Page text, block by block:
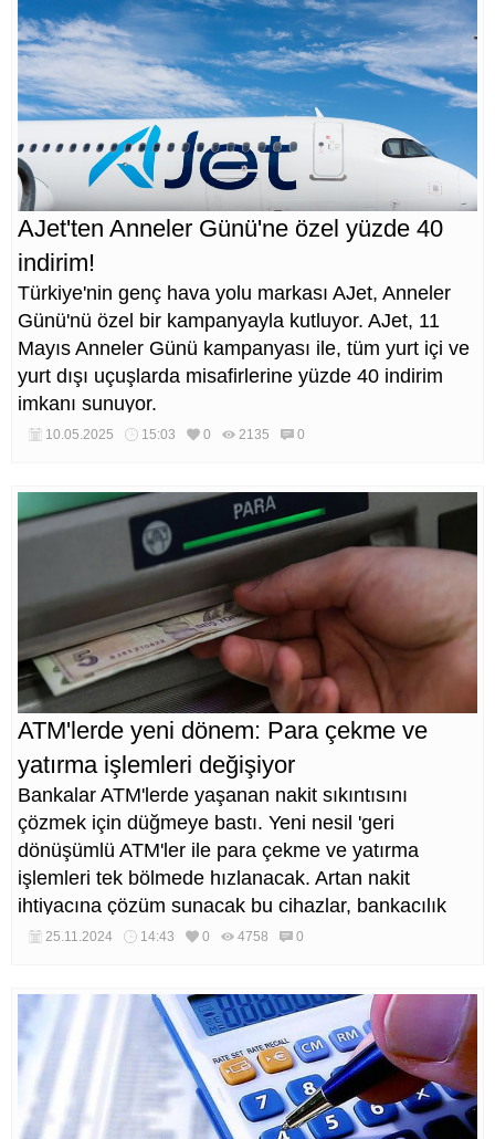
AJet'ten Anneler Günü'ne özel yüzde 40
indirim!
Türkiye'nin genç hava yolu markası AJet, Anneler
Günü'nü özel bir kampanyayla kutluyor. AJet, 11
Mayıs Anneler Günü kampanyası ile, tüm yurt içi ve
yurt dışı uçuşlarda misafirlerine yüzde 40 indirim
imkanı sunuyor.
10.05.2025 15:03 0 2135 0
ATM'lerde yeni dönem: Para çekme ve
yatırma işlemleri değişiyor
Bankalar ATM'lerde yaşanan nakit sıkıntısını
çözmek için düğmeye bastı. Yeni nesil 'geri
dönüşümlü ATM'ler ile para çekme ve yatırma
işlemleri tek bölmede hızlanacak. Artan nakit
ihtiyacına çözüm sunacak bu cihazlar, bankacılık
sektöründe devrim yaratmaya hazırlanıyor.
25.11.2024 14:43 0 4758 0